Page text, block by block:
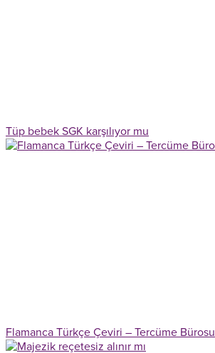
Tüp bebek SGK karşılıyor mu
Flamanca Türkçe Çeviri – Tercüme Bürosu